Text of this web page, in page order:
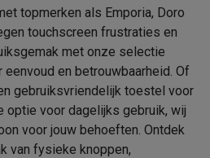
topmerken als Emporia, Doro
touchscreen frustraties en
met onze selectie
en betrouwbaarheid. Of
gebruiksvriendelijk toestel voor
optie voor dagelijks gebruik, wij
voor jouw behoeften. Ontdek
van fysieke knoppen,